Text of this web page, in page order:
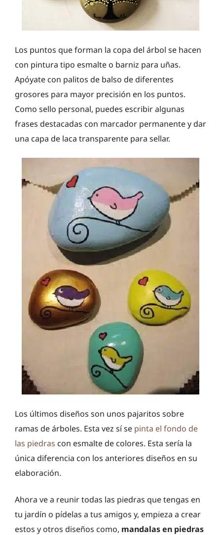
Los puntos que forman la copa del árbol se hacen
con pintura tipo esmalte o barniz para uñas.
Apóyate con palitos de balso de diferentes
grosores para mayor precisión en los puntos.
Como sello personal, puedes escribir algunas
frases destacadas con marcador permanente y dar
una capa de laca transparente para sellar.
Los últimos diseños son unos pajaritos sobre
ramas de árboles. Esta vez sí se pinta el fondo de
las piedras con esmalte de colores. Esta sería la
única diferencia con los anteriores diseños en su
elaboración.
Ahora ve a reunir todas las piedras que tengas en
tu jardín o pídelas a tus amigos y, empieza a crear
estos y otros diseños como, mandalas en piedras